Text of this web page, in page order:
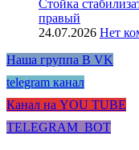
Стойка
правый
24.07.2026 Нет
Наша группа В VK
telegram канал
Канал на YOU TUBE
TELEGRAM_BOT